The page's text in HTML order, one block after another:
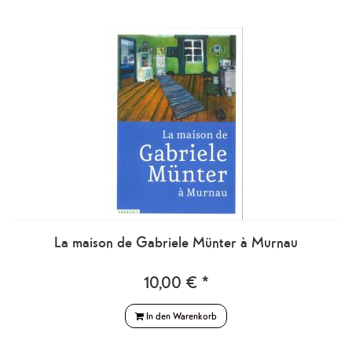
La maison de Gabriele Münter à Murnau
10,00 € *
In den Warenkorb